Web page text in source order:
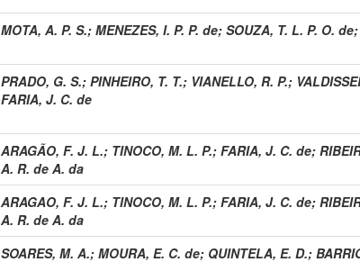
MOTA, A. P. S.; MENEZES, I. P. P. de; SOUZA, T. L. P. O. de;
PRADO, G. S.; PINHEIRO, T. T.; VIANELLO, R. P.;
FARIA, J. C. de
ARAGÃO, F. J. L.; TINOCO, M. L. P.; FARIA, J. C. de;
A. R. de A. da
ARAGAO, F. J. L.; TINOCO, M. L. P.; FARIA, J. C. de;
A. R. de A. da
SOARES, M. A.; MOURA, E. C. de; QUINTELA, E. D.;